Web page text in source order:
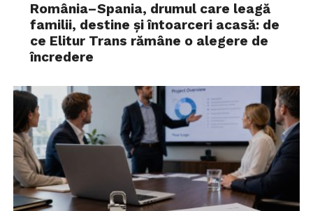
România–Spania, drumul care leagă
familii, destine și întoarceri acasă: de
ce Elitur Trans rămâne o alegere de
încredere